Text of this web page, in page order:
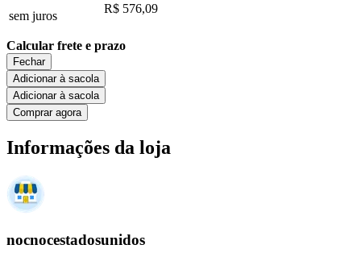
sem juros
R$ 576,09
Calcular frete e prazo
Fechar
Adicionar à sacola
Adicionar à sacola
Comprar agora
Informações da loja
nocnocestadosunidos